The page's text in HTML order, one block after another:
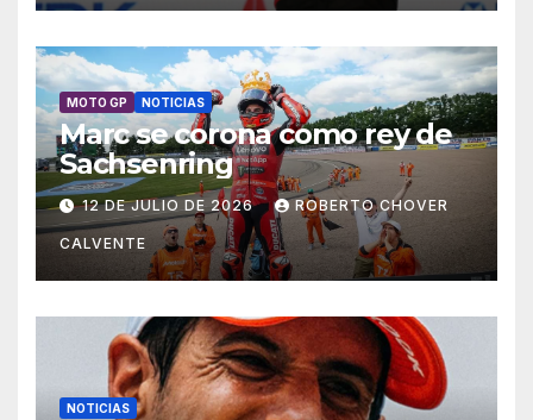
MOTO GP NOTICIAS
Marc se corona como rey de
Sachsenring
12 DE JULIO DE 2026 ROBERTO CHOVER
CALVENTE
NOTICIAS